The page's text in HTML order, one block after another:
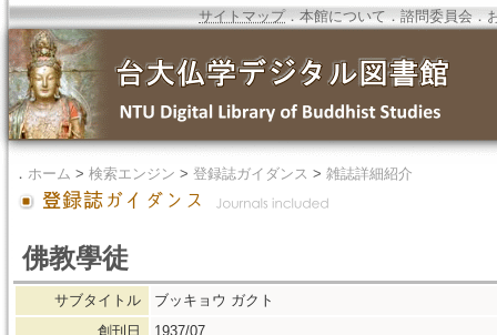
サイトマップ．本館について．諮問委員会．
． ホーム > 検索エンジン > 登録誌ガイダンス > 雑誌詳細紹介
佛教學徒
サブタイトル
ブッキョウ ガクト
創刊日
1937/07